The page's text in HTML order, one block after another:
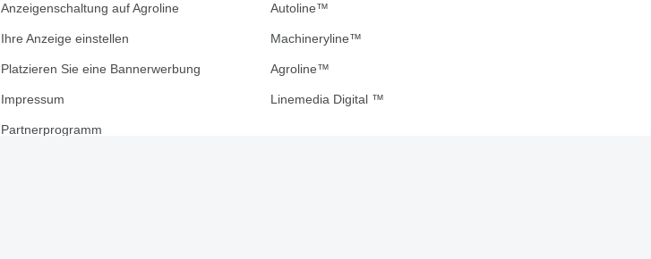
Anzeigenschaltung auf Agroline
Ihre Anzeige einstellen
Platzieren Sie eine Bannerwerbung
Impressum
Partnerprogramm
Autoline™
Machineryline™
Agroline™
Linemedia Digital ™